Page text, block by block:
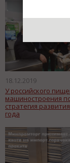
18.12.2019
У российского
машиностроения
стратегия
года